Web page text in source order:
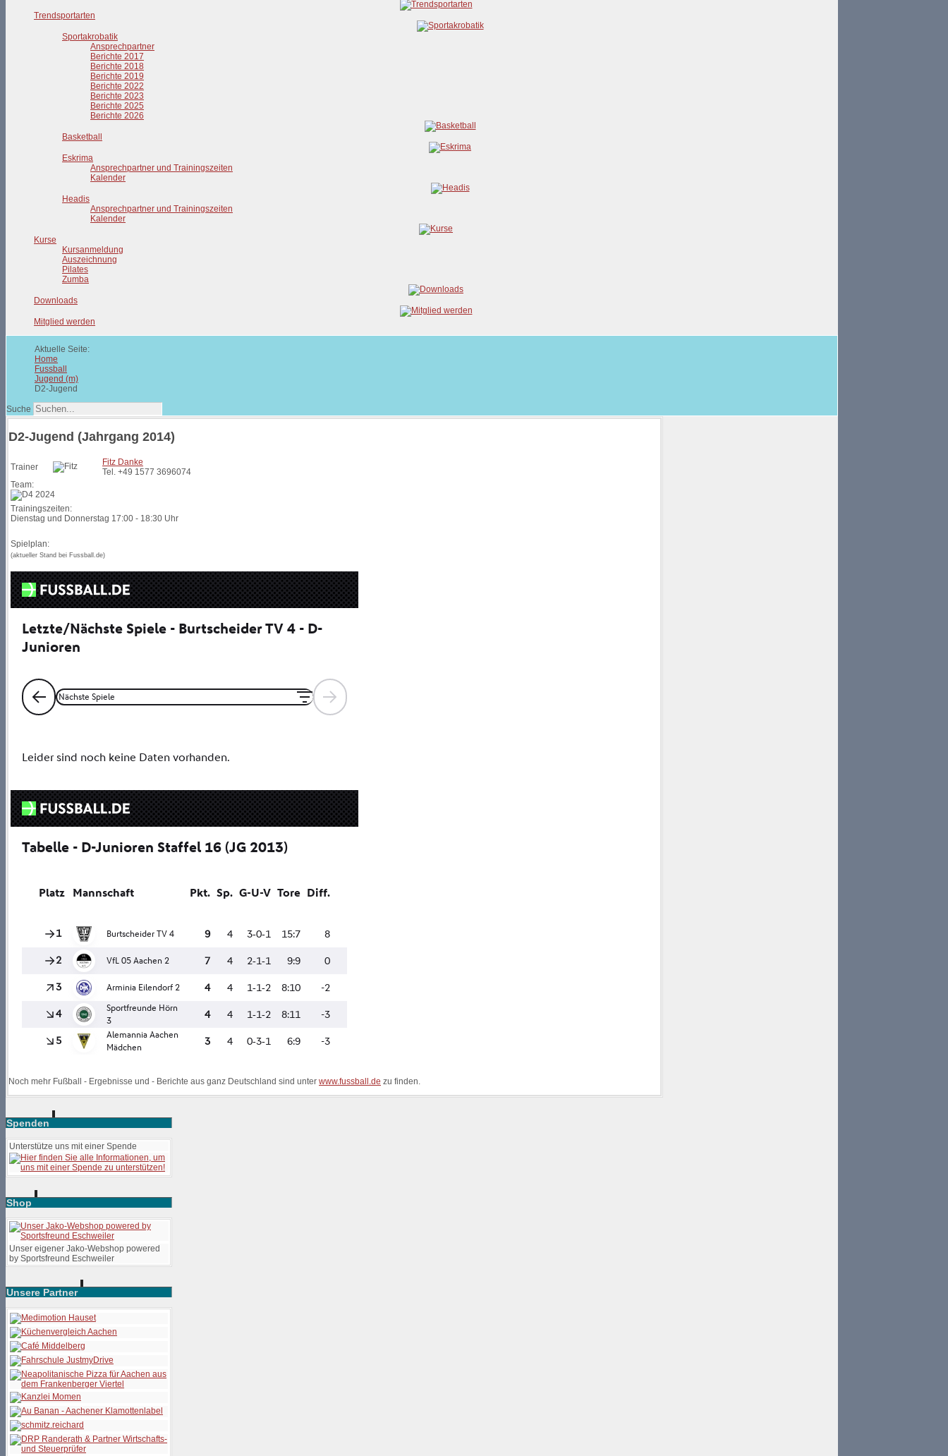
Trendsportarten
Sportakrobatik
Ansprechpartner
Berichte 2017
Berichte 2018
Berichte 2019
Berichte 2022
Berichte 2023
Berichte 2025
Berichte 2026
Basketball
Eskrima
Ansprechpartner und Trainingszeiten
Kalender
Headis
Ansprechpartner und Trainingszeiten
Kalender
Kurse
Kursanmeldung
Auszeichnung
Pilates
Zumba
Downloads
Mitglied werden
Aktuelle Seite:
Home
Fussball
Jugend (m)
D2-Jugend
Suche
D2-Jugend (Jahrgang 2014)
Trainer
Fitz Danke
Tel. +49 1577 3696074
Team:
Trainingszeiten:
Dienstag und Donnerstag 17:00 - 18:30 Uhr
Spielplan:
(aktueller Stand bei Fussball.de)
Noch mehr Fußball - Ergebnisse und - Berichte aus ganz Deutschland sind unter www.fussball.de zu finden.
Spenden
Unterstütze uns mit einer Spende
Shop
Unser eigener Jako-Webshop powered
by Sportsfreund Eschweiler
Unsere Partner